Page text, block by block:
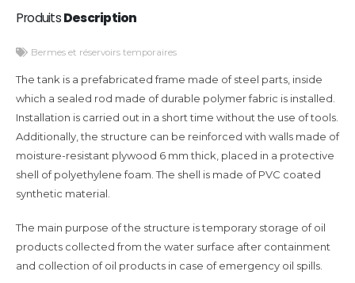
ProduitsDescription
Bermes et réservoirs temporaires
The tank is a prefabricated frame made of steel parts, inside
which a sealed rod made of durable polymer fabric is installed.
Installation is carried out in a short time without the use of tools.
Additionally, the structure can be reinforced with walls made of
moisture-resistant plywood 6 mm thick, placed in a protective
shell of polyethylene foam. The shell is made of PVC coated
synthetic material.
The main purpose of the structure is temporary storage of oil
products collected from the water surface after containment
and collection of oil products in case of emergency oil spills.